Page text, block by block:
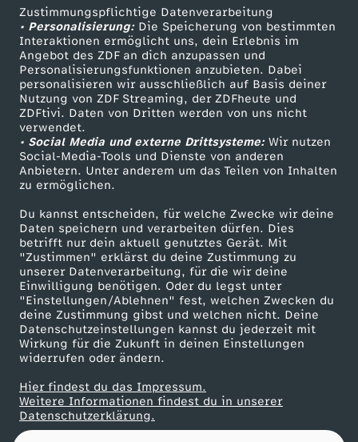
Zustimmungspflichtige Datenverarbeitung
• Personalisierung:Die Speicherung von bestimmten
Interaktionen ermöglicht uns, dein Erlebnis im
Angebot des ZDF an dich anzupassen und
Personalisierungsfunktionen anzubieten. Dabei
personalisieren wir ausschließlich auf Basis deiner
Nutzung von ZDF Streaming, der ZDFheute und
ZDFtivi. Daten von Dritten werden von uns nicht
verwendet.
• Social Media und externe Drittsysteme:Wir nutzen
Social-Media-Tools und Dienste von anderen
Anbietern. Unter anderem um das Teilen von Inhalten
zu ermöglichen.
Du kannst entscheiden, für welche Zwecke wir deine
Daten speichern und verarbeiten dürfen. Dies
betrifft nur dein aktuell genutztes Gerät. Mit
"Zustimmen" erklärst du deine Zustimmung zu
unserer Datenverarbeitung, für die wir deine
Einwilligung benötigen. Oder du legst unter
"Einstellungen/Ablehnen" fest, welchen Zwecken du
deine Zustimmung gibst und welchen nicht. Deine
Datenschutzeinstellungen kannst du jederzeit mit
Wirkung für die Zukunft in deinen Einstellungen
widerrufen oder ändern.
Hier findest du das Impressum.
Weitere Informationen findest du in unserer
Datenschutzerklärung.
e
s
f
ü
r
R
a
r
e
s
v
Livestreams
Sendungen A-Z
TV-Programm
Zuschauerservice
Hilfe
ZDF Unternehmen
Karriere
ZDF goes Schule
Werbefernsehen
Mainzelmännchen
Partner